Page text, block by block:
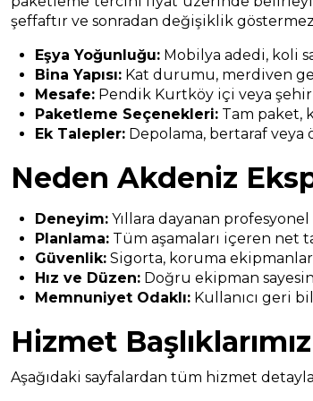
şeffaftır ve sonradan değişiklik
Eşya Yoğunluğu: Mobilya adedi, koli
Bina Yapısı: Kat durumu, merdiven
Mesafe: Pendik Kurtköy içi veya şehir
Paketleme Seçenekleri: Tam paket,
Ek Talepler: Depolama, bertaraf
Neden Akdeniz
Deneyim: Yıllara dayanan
Planlama: Tüm aşamaları içeren net
Güvenlik: Sigorta, koruma
Hız ve Düzen: Doğru ekipman
Memnuniyet Odaklı: Kullanıcı geri
Hizmet Başlıklarımız
Aşağıdaki sayfalardan tüm hizmet